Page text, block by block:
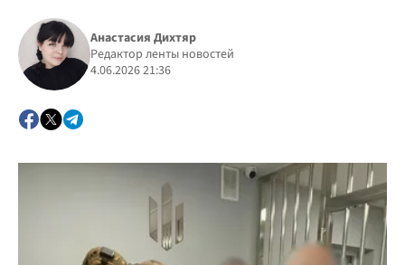
Анастасия Дихтяр
Редактор ленты новостей
4.06.2026 21:36